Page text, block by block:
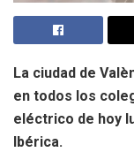
La ciudad de
en todos los
eléctrico de hoy
Ibérica.